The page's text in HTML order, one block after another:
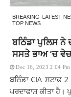
BREAKING LATEST
TOP NEWS
ਬਠਿੰਡਾ ਪੁਲਿਸ
ਸਸਤੇ ਭਾਅ ‘ਚ
Dec 16, 2023 2:04 Pm
ਬਠਿੰਡਾ CIA ਸਟਾਫ਼
ਪਰਦਾਫਾਸ਼ ਕੀਤਾ ਹੈ।